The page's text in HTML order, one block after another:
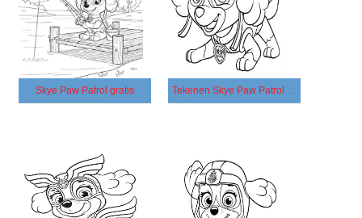
Skye Paw Patrol gratis Tekenen Skye Paw Patrol gratis basis